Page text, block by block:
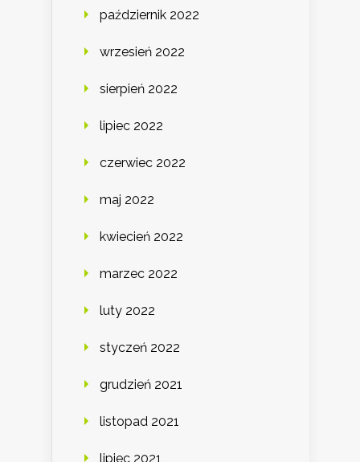
październik 2022
wrzesień 2022
sierpień 2022
lipiec 2022
czerwiec 2022
maj 2022
kwiecień 2022
marzec 2022
luty 2022
styczeń 2022
grudzień 2021
listopad 2021
lipiec 2021